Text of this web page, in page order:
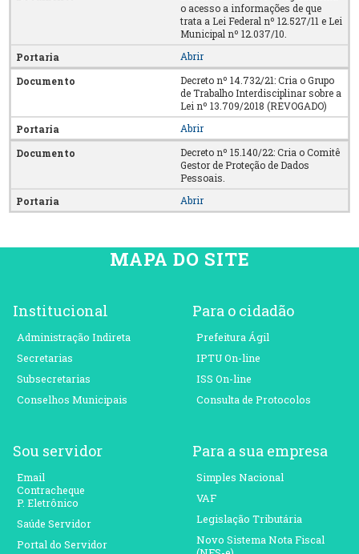
o acesso a informações de que
trata a Lei Federal nº 12.527/11 e Lei
Municipal nº 12.037/10.
Abrir
Decreto nº 14.732/21: Cria o Grupo
de Trabalho Interdisciplinar sobre a
Lei nº 13.709/2018 (REVOGADO)
Abrir
Decreto nº 15.140/22: Cria o Comitê
Gestor de Proteção de Dados
Pessoais.
Abrir
MAPA DO SITE
Institucional
Administração Indireta
Secretarias
Subsecretarias
Conselhos Municipais
Para o cidadão
Prefeitura Ágil
IPTU On-line
ISS On-line
Consulta de Protocolos
Sou servidor
Email
Contracheque
P. Eletrônico
Saúde Servidor
Portal do Servidor
Para a sua empresa
Simples Nacional
VAF
Legislação Tributária
Novo Sistema Nota Fiscal